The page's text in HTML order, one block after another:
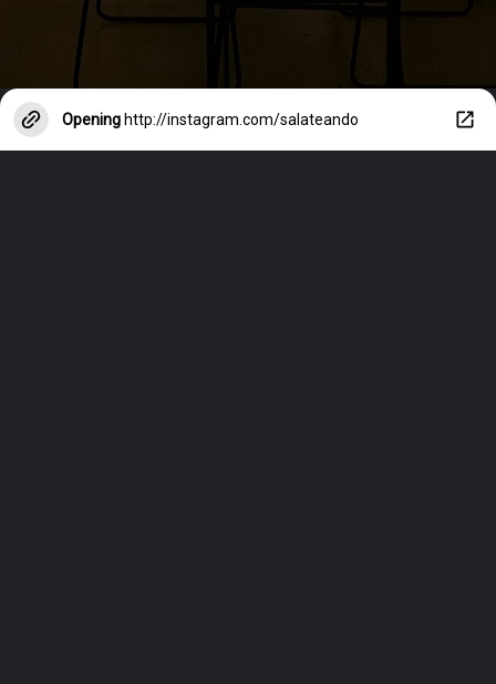
Opening http://instagram.com/salateando